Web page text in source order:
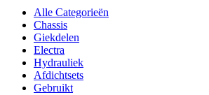
Alle Categorieën
Chassis
Giekdelen
Electra
Hydrauliek
Afdichtsets
Gebruikt